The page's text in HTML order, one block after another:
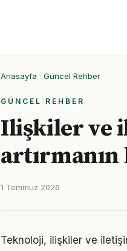
Anasayfa · Güncel Rehber
GÜNCEL REHBER
Ilişkiler ve
1 Temmuz 2026
Teknoloji, ilişkiler ve